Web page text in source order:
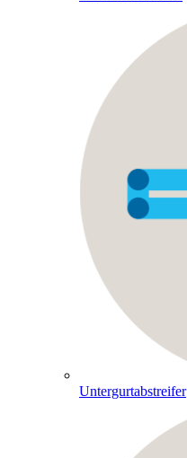
Untergurtabstreifer